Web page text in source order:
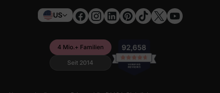
US
4 Mio.+ Familien
Seit 2014